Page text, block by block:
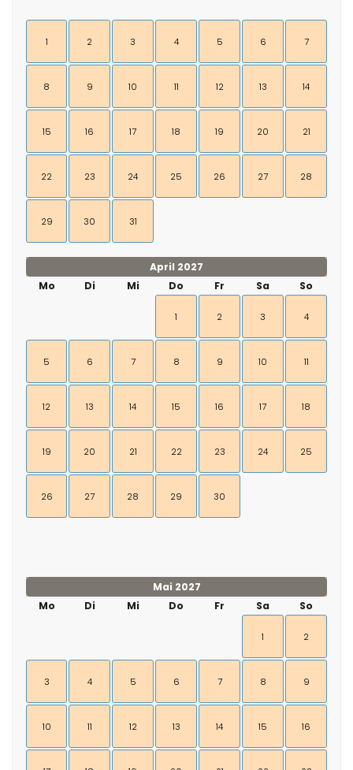
1 2 3 4 5 6 7
8 9 10 11 12 13 14
15 16 17 18 19 20 21
22 23 24 25 26 27 28
29 30 31
April 2027
Mo
Di Mi Do Fr Sa So
1 2 3 4
5 6 7 8 9 10 11
12 13 14 15 16 17 18
19 20 21 22 23 24 25
26 27 28 29 30
Mai 2027
Mo
Di Mi Do Fr Sa So
1 2
3 4 5 6 7 8 9
10 11 12 13 14 15 16